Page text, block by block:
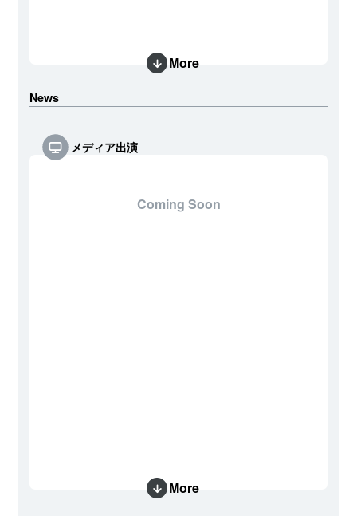
More
News
メディア出演
Coming Soon
More